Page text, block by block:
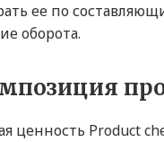
ее по
оборота.
ценность Product